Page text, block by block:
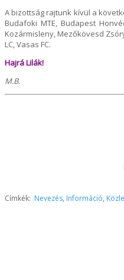
A bizottság rajtunk kívül a
Budafoki MTE, Budapest
Kozármisleny, Mezőkövesd
LC, Vasas FC.
Hajrá Lilák!
M.B.
Címkék: Nevezés, Információ,